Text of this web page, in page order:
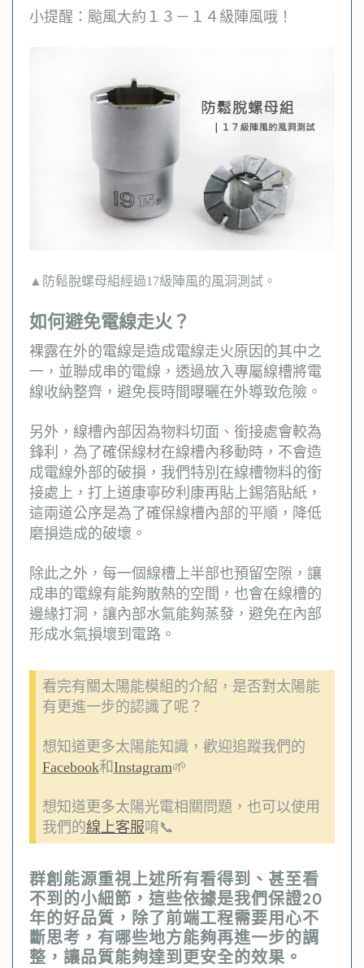
小提醒：颱風大約１３－１４級陣風哦！
▲防鬆脫螺母組經過17級陣風的風洞測試。
如何避免電線走火？
裸露在外的電線是造成電線走火原因的其中之
一，並聯成串的電線，透過放入專屬線槽將電
線收納整齊，避免長時間曝曬在外導致危險。
另外，線槽內部因為物料切面、銜接處會較為
鋒利，為了確保線材在線槽內移動時，不會造
成電線外部的破損，我們特別在線槽物料的銜
接處上，打上道康寧矽利康再貼上錫箔貼紙，
這兩道公序是為了確保線槽內部的平順，降低
磨損造成的破壞。
除此之外，每一個線槽上半部也預留空隙，讓
成串的電線有能夠散熱的空間，也會在線槽的
邊緣打洞，讓內部水氣能夠蒸發，避免在內部
形成水氣損壞到電路。
看完有關太陽能模組的介紹，是否對太陽能
有更進一步的認識了呢？
想知道更多太陽能知識，歡迎追蹤我們的
Facebook和Instagram🌱
想知道更多太陽光電相關問題，也可以使用
我們的線上客服唷📞
群創能源重視上述所有看得到、甚至看
不到的小細節，這些依據是我們保證20
年的好品質，除了前端工程需要用心不
斷思考，有哪些地方能夠再進一步的調
整，讓品質能夠達到更安全的效果。